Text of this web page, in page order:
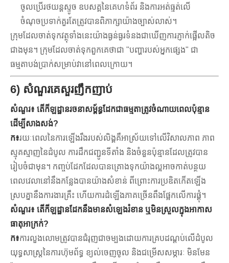
ចូលប្រើរថយន្តស្ទូច ឧបសគ្គនៃគេហទំព័រ និងការអត់ធ្មត់លើ
ចំណុចប្រទាក់គួរតែត្រូវបានពិភាក្សាយ៉ាងច្បាស់លាស់។
ក្រុម​ដែល​ចាត់​ទុក​វត្ថុ​ទាំង​នេះ​យ៉ាង​ធ្ងន់ធ្ងរ​ទំនង​ជា​ឃើញ​ការ​ភ្ញាក់​ផ្អើល​តិច​
ជាង​មុន។ ក្រុមដែលចាត់ទុកពួកគេថាជា "បញ្ហារបស់អ្នកផ្សេង" ជា
ធម្មតាបង់ប្រាក់សម្រាប់វានៅពេលក្រោយ។
6) សំណួរគេសួរញឹកញាប់
សំណួរ៖ តើកីឡដ្ឋានរចនាសម្ព័ន្ធដែកជាធម្មតាត្រូវចំណាយពេលប៉ុន្មាន
ដើម្បីសាងសង់?
ក៖រយៈពេលនៃការឡើងរឹងរបស់លិង្គគឺអាស្រ័យទៅលើវិសាលភាព ភាព
ស្មុគស្មាញនៃដំបូល ការដឹកជញ្ជូនទីតាំង និងចំនួនប៉ុន្មានដែលត្រូវបាន
រៀបចំជាមុន។ កញ្ចប់ដែកដែលបានគ្រោងទុកយ៉ាងល្អអាចកាត់បន្ថយ
ពេលវេលានៅនឹងកន្លែងបានយ៉ាងសំខាន់ ពីព្រោះការប្រឌិតកើតឡើង
ស្របគ្នានឹងការងារគ្រឹះ ហើយការដំឡើងភាគច្រើនពឹងផ្អែកលើការផ្គុំ។
សំណួរ៖ តើ​កីឡដ្ឋាន​ដែក​នឹង​មាន​សំឡេង​រំខាន ឬ​មិន​ស្រួល​ក្នុង​អាកាស
ធាតុ​អាក្រក់?
ក៖ការលួងលោមត្រូវបានជំរុញជាចម្បងដោយការគ្របដណ្ដប់លើដំបូល
យុទ្ធសាស្រ្តនៃការហ៊ុមព័ទ្ធ ខ្យល់ចេញចូល និងជម្រើសសម្ភារៈ មិនមែន